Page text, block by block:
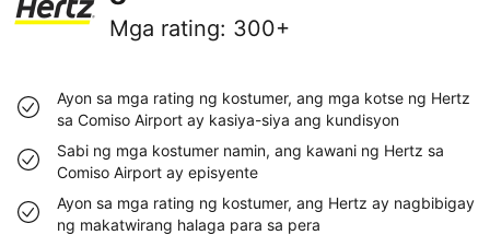
Mga rating: 300+
Ayon sa mga rating ng kostumer, ang mga kotse ng Hertz
sa Comiso Airport ay kasiya-siya ang kundisyon
Sabi ng mga kostumer namin, ang kawani ng Hertz sa
Comiso Airport ay episyente
Ayon sa mga rating ng kostumer, ang Hertz ay nagbibigay
ng makatwirang halaga para sa pera